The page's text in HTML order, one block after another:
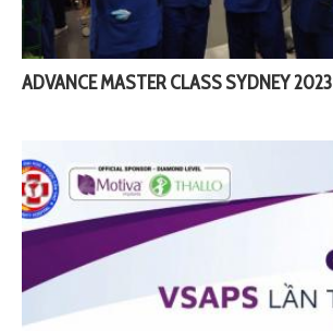
ADVANCE MASTER CLASS SYDNEY 2023